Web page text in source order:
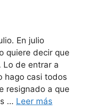
En julio
quiere decir que
Lo de entrar a
hago casi todos
resignado a que
… Leer más